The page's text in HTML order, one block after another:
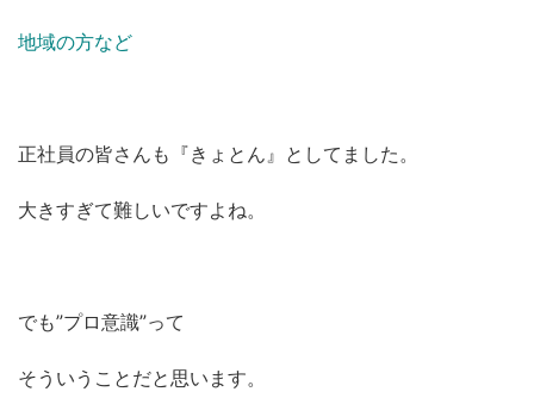
地域の方など
正社員の皆さんも『きょとん』としてました。
大きすぎて難しいですよね。
でも”プロ意識”って
そういうことだと思います。